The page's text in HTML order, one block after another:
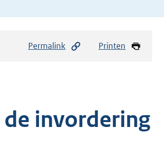
Permalink Printen
invordering